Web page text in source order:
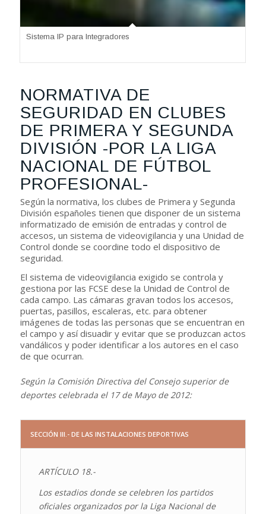
Sistema IP para Integradores
NORMATIVA DE
SEGURIDAD EN CLUBES
DE PRIMERA Y SEGUNDA
DIVISIÓN -POR LA LIGA
NACIONAL DE FÚTBOL
PROFESIONAL-
Según la normativa, los clubes de Primera y Segunda
División españoles tienen que disponer de un sistema
informatizado de emisión de entradas y control de
accesos, un sistema de videovigilancia y una Unidad de
Control donde se coordine todo el dispositivo de
seguridad.
El sistema de videovigilancia exigido se controla y
gestiona por las FCSE dese la Unidad de Control de
cada campo. Las cámaras gravan todos los accesos,
puertas, pasillos, escaleras, etc. para obtener
imágenes de todas las personas que se encuentran en
el campo y así disuadir y evitar que se produzcan actos
vandálicos y poder identificar a los autores en el caso
de que ocurran.
Según la Comisión Directiva del Consejo superior de
deportes celebrada el 17 de Mayo de 2012:
SECCIÓN III.- DE LAS INSTALACIONES DEPORTIVAS
ARTÍCULO 18.-
Los estadios donde se celebren los partidos
oficiales organizados por la Liga Nacional de